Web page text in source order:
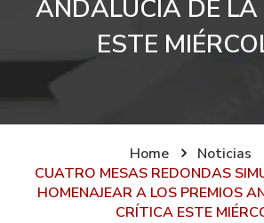
ANDALUCÍA DE
ESTE
Home
Noticias
CUATRO MESAS REDONDAS
HOMENAJEAR A LOS PREMIOS
CRÍTICA ESTE